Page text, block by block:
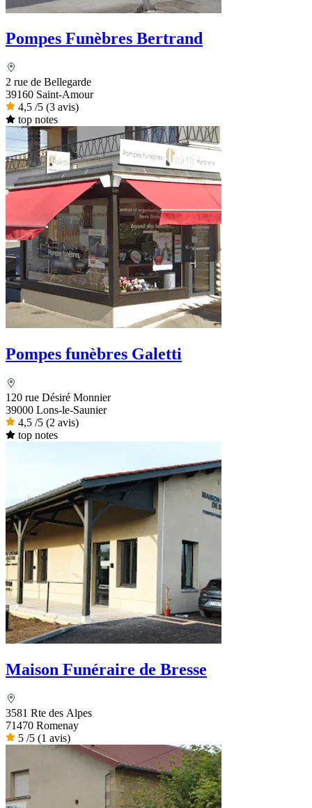
Pompes Funèbres Bertrand
2 rue de Bellegarde
39160 Saint-Amour
4,5 /5 (3 avis)
top notes
Pompes funèbres Galetti
120 rue Désiré Monnier
39000 Lons-le-Saunier
4,5 /5 (2 avis)
top notes
Maison Funéraire de Bresse
3581 Rte des Alpes
71470 Romenay
5 /5 (1 avis)